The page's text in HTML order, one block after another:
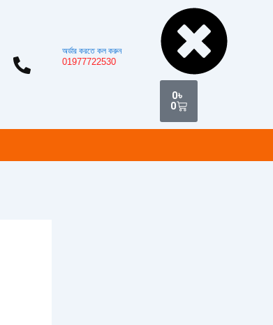
অর্ডার করতে কল করুন
01977722530
0৳
0
Cart